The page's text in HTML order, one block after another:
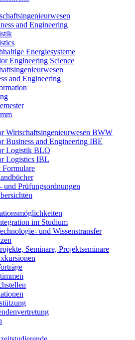
and Engineering
Energiesysteme
Engineering Science
and Engineering
Wirtschaftsingenieurwesen BWW
Business and Engineering IBE
Logistik BLO
Logistics IBL
und Prüfungsordnungen
im Studium
und Wissenstransfer
Seminare, Projektseminare